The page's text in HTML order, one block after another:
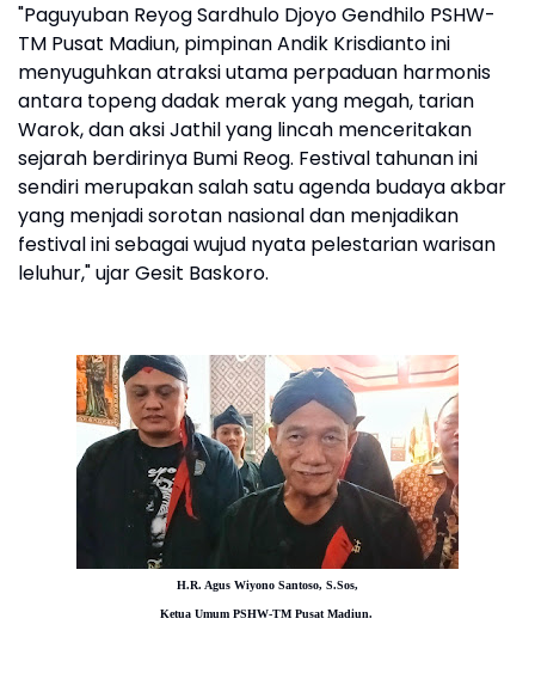
"Paguyuban Reyog Sardhulo Djoyo Gendhilo PSHW-
TM Pusat Madiun, pimpinan Andik Krisdianto ini
menyuguhkan atraksi utama perpaduan harmonis
antara topeng dadak merak yang megah, tarian
Warok, dan aksi Jathil yang lincah menceritakan
sejarah berdirinya Bumi Reog. Festival tahunan ini
sendiri merupakan salah satu agenda budaya akbar
yang menjadi sorotan nasional dan menjadikan
festival ini sebagai wujud nyata pelestarian warisan
leluhur," ujar Gesit Baskoro.
H.R. Agus Wiyono Santoso, S.Sos,
Ketua Umum PSHW-TM Pusat Madiun.